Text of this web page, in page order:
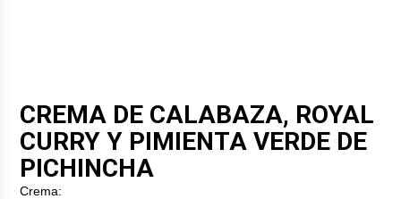
CREMA DE CALABAZA, ROYAL
CURRY Y PIMIENTA VERDE DE
PICHINCHA
Crema: